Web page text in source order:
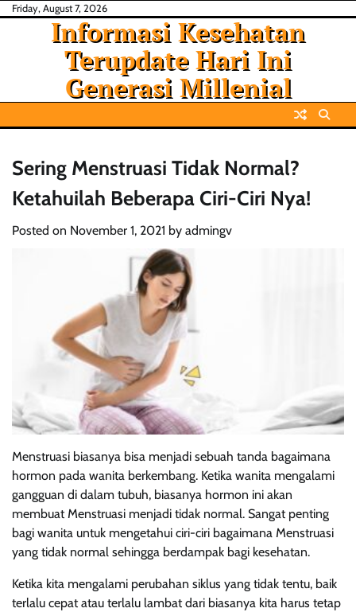
SkipFriday, August 7, 2026
Informasi Kesehatan
Terupdate Hari Ini
Generasi Millenial
Sering Menstruasi Tidak Normal?
Ketahuilah Beberapa Ciri-Ciri Nya!
Posted on November 1, 2021 by admingv
Menstruasi biasanya bisa menjadi sebuah tanda bagaimana
hormon pada wanita berkembang. Ketika wanita mengalami
gangguan di dalam tubuh, biasanya hormon ini akan
membuat Menstruasi menjadi tidak normal. Sangat penting
bagi wanita untuk mengetahui ciri-ciri bagaimana Menstruasi
yang tidak normal sehingga berdampak bagi kesehatan.
Ketika kita mengalami perubahan siklus yang tidak tentu, baik
terlalu cepat atau terlalu lambat dari biasanya kita harus tetap